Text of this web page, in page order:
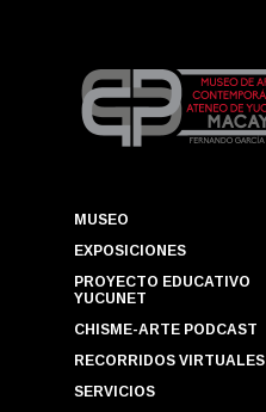
MUSEO
EXPOSICIONES
PROYECTO EDUCATIVO
YUCUNET
CHISME-ARTE PODCAST
RECORRIDOS VIRTUALES
SERVICIOS